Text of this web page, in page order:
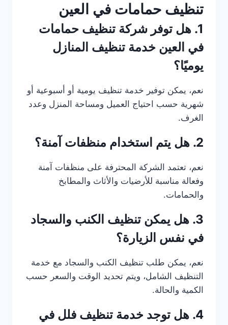
تنظيف حمامات في العين
1. هل توفر شركة تنظيف حمامات
في العين خدمة تنظيف المنازل
يوميًا؟
نعم، يمكن توفير خدمة تنظيف يومية أو أسبوعية أو
شهرية حسب احتياج العميل ومساحة المنزل وعدد
الغرف.
2. هل يتم استخدام منظفات آمنة؟
نعم، تعتمد الشركة المحترفة على منظفات آمنة
وفعالة مناسبة للأرضيات والأثاث والمطابخ
والحمامات.
3. هل يمكن تنظيف الكنب والسجاد
في نفس الزيارة؟
نعم، يمكن طلب تنظيف الكنب والسجاد مع خدمة
التنظيف الشامل، ويتم تحديد الوقت والسعر حسب
الكمية والحالة.
4. هل توجد خدمة تنظيف فلل في